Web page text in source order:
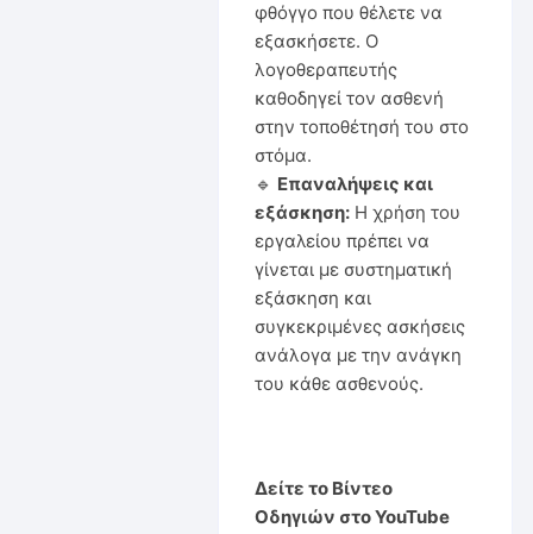
φθόγγο που θέλετε να
εξασκήσετε. Ο
λογοθεραπευτής
καθοδηγεί τον ασθενή
στην τοποθέτησή του στο
στόμα.
🔹 Επαναλήψεις και
εξάσκηση:Η χρήση του
εργαλείου πρέπει να
γίνεται με συστηματική
εξάσκηση και
συγκεκριμένες ασκήσεις
ανάλογα με την ανάγκη
του κάθε ασθενούς.
Δείτε το Βίντεο
Οδηγιών στο YouTube